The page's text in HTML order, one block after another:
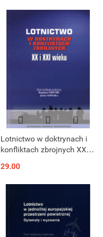
Lotnictwo w doktrynach i
konfliktach zbrojnych XX i
29.00